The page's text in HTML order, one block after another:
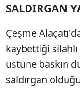
SALDIRGAN
Çeşme
kaybettiği silahlı
üstüne baskın
saldırgan